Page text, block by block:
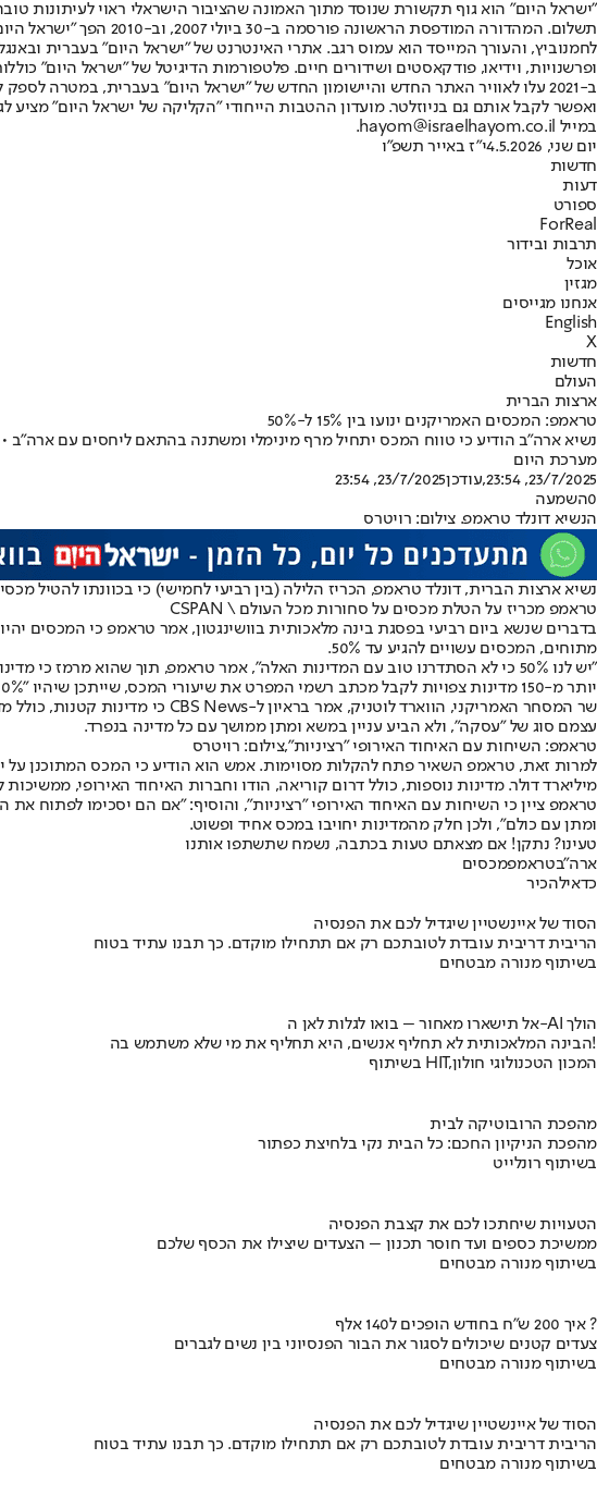
"ישראל היום" הוא גוף תקשורת שנוסד מתוך האמונה שהציבור הישראלי ראוי לעיתונות
תשלום. המהדורה
ופרשנויות, וידיאו, פודקאסטים ושידורים חיים. פלטפורמות הדיגיטל של "ישראל היום"
ב-2021 עלו לאוויר האתר החדש והיישומון החדש של "ישראל היום" בעברית, במטרה
ואפשר לקבל אותם גם בניוזלטר. מועדון ההטבות הייחודי "הקליקה של ישראל היום"
במייל hayom@israelhayom.co.il.
יום שני, 4.5.2026
י"ז באייר תשפ"ו
חדשות
דעות
ספורט
ForReal
תרבות ובידור
אוכל
מגזין
אנחנו מגייסים
English
X
חדשות
העולם
ארצות הברית
טראמפ: המכסים האמריקנים ינועו בין 15% ל-50%
נשיא ארה"ב הודיע כי טווח המכס יתחיל מרף מינימלי ומשתנה בהתאם ליחסים עם
מערכת היום
23/7/2025, 23:54
,עודכן23/7/2025, 23:54
0השמעה
הנשיא דונלד טראמפ. צילום: רויטרס
נשיא ארצות הברית, דונלד טראמפ, הכריז הלילה (בין רביעי לחמישי) כי בכוונתו להטיל מכסים בשיעור של 15% עד 50% על מדינות רבות, כחלק
טראמפ מכריז על הטלת מכסים על סחורות מכל העולם \ CSPAN
מתוחים, המכסים עשויים להגיע עד 50%.
"יש לנו 50% כי לא הסתדרנו טוב עם המדינות האלה", אמר טראמפ, תוך שהוא
יותר מ-150 מדינות צפויות לקבל מכתב רשמי המפרט את שיעורי המכס, שייתכן שיהיו "10% או 15%, עדיין לא החלטנו סופית".
עצמם סוג של "עסקה", ולא הביע עניין במשא ומתן ממושך עם כל מדינה בנפרד.
טראמפ: השיחות עם האיחוד האירופי "רציניות",צילום: רויטרס
מיליארד דולר. מדינות נוספות, כולל דרום קוריאה, הודו וחברות האיחוד האירופי, ממשיכות
טראמפ ציין כי השיחות עם האיחוד האירופי "רציניות", והוסיף: "אם הם יסכימו לפתוח
ומתן עם כולם", ולכן חלק מהמדינות יחויבו במכס אחיד ופשוט.
טעינו? נתקן! אם מצאתם טעות בכתבה, נשמח שתשתפו אותנו
ארה"בטראמפמכסים
כדאילהכיר
הסוד של איינשטיין שיגדיל לכם את הפנסיה
הריבית דריבית עובדת לטובתכם רק אם תתחילו מוקדם. כך תבנו עתיד בטוח
בשיתוף מנורה מבטחים
אל תישארו מאחור – בואו לגלות לאן ה-AI הולך
הבינה המלאכותית לא תחליף אנשים, היא תחליף את מי שלא משתמש בה!
בשיתוף HIT,המכון הטכנולוגי חולון
מהפכת הרובוטיקה לבית
מהפכת הניקיון החכם: כל הבית נקי בלחיצת כפתור
בשיתוף רונלייט
הטעויות שיחתכו לכם את קצבת הפנסיה
ממשיכת כספים ועד חוסר תכנון – הצעדים שיצילו את הכסף שלכם
בשיתוף מנורה מבטחים
איך 200 ש"ח בחודש הופכים ל140 אלף ?
צעדים קטנים שיכולים לסגור את הבור הפנסיוני בין נשים לגברים
בשיתוף מנורה מבטחים
הסוד של איינשטיין שיגדיל לכם את הפנסיה
הריבית דריבית עובדת לטובתכם רק אם תתחילו מוקדם. כך תבנו עתיד בטוח
בשיתוף מנורה מבטחים